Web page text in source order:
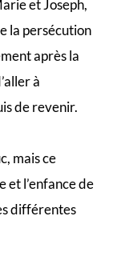
et Joseph,
la persécution
après la
à
de revenir.
mais ce
et l’enfance de
différentes